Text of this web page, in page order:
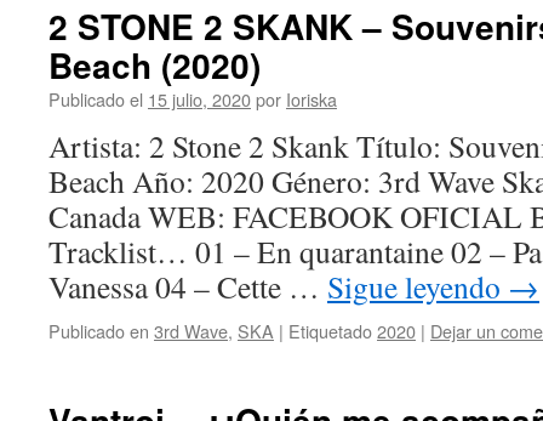
2 STONE 2 SKANK –
Beach (2020)
Publicado el 15 julio, 2020por Ioriska
Artista: 2 Stone 2 Skank Título:
Beach Año: 2020 Género: 3rd Wave
Canada WEB: FACEBOOK OFICIAL
Tracklist… 01 – En quarantaine 02 –
Vanessa 04 – Cette … Sigue leyendo →
Publicado en 3rd Wave, SKA | Etiquetado2020 | Dejar un